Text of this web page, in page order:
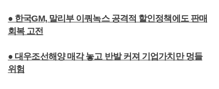
● 한국GM, 말리부 이쿼녹스 공격적 할인정책에도 판매
회복 고전
● 대우조선해양 매각 놓고 반발 커져 기업가치만 멍들
위험